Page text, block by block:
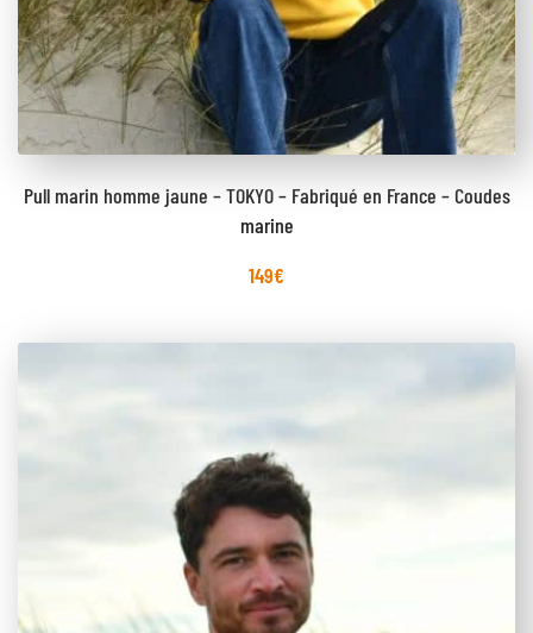
Pull marin homme jaune – TOKYO – Fabriqué en France – Coudes
marine
149€